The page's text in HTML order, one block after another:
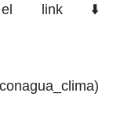
el link ⬇️